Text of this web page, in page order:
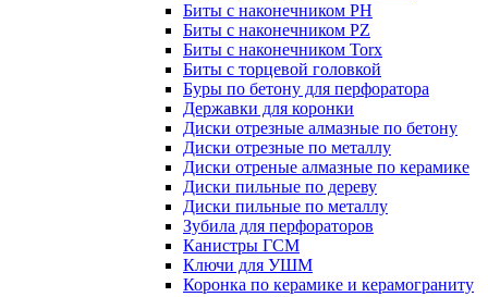
Биты с наконечником PH
Биты с наконечником PZ
Биты с наконечником Torx
Биты с торцевой головкой
Буры по бетону для перфоратора
Державки для коронки
Диски отрезные алмазные по бетону
Диски отрезные по металлу
Диски отреные алмазные по керамике
Диски пильные по дереву
Диски пильные по металлу
Зубила для перфораторов
Канистры ГСМ
Ключи для УШМ
Коронка по керамике и керамограниту